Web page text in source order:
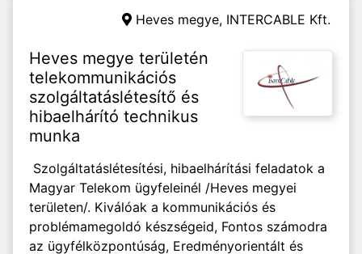
Heves megye, INTERCABLE Kft.
Heves megye területén
telekommunikációs
szolgáltatáslétesítő és
hibaelhárító technikus
munka
Szolgáltatáslétesítési, hibaelhárítási feladatok a
Magyar Telekom ügyfeleinél /Heves megyei
területen/. Kiválóak a kommunikációs és
problémamegoldó készségeid, Fontos számodra
az ügyfélközpontúság, Eredményorientált és